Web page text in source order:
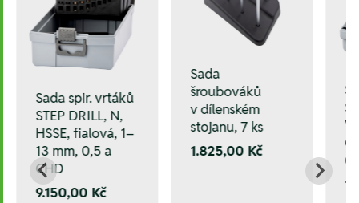
Sada spir. vrtáků
STEP DRILL, N,
HSSE, fialová, 1–
13 mm, 0,5 a
CHD
9.150,00 Kč
Sada
šroubováků
v dílenském
stojanu, 7 ks
1.825,00 Kč